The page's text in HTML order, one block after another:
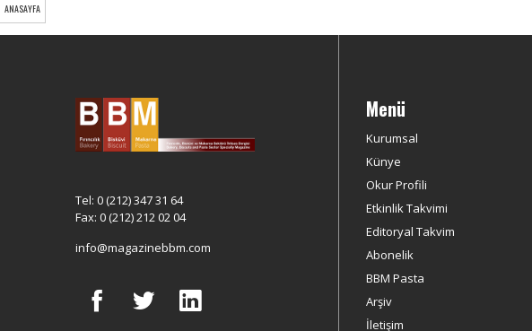
ANASAYFA
Tel: 0 (212) 347 31 64
Fax: 0 (212) 212 02 04
info@magazinebbm.com
Menü
Kurumsal
Künye
Okur Profili
Etkinlik Takvimi
Editoryal Takvim
Abonelik
BBM Pasta
Arşiv
İletişim